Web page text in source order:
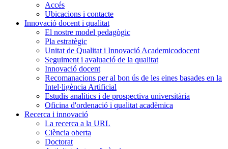
Accés
Ubicacions i contacte
Innovació docent i qualitat
El nostre model pedagògic
Pla estratègic
Unitat de Qualitat i Innovació Academicodocent
Seguiment i avaluació de la qualitat
Innovació docent
Recomanacions per al bon ús de les eines basades en la
Intel·ligència Artificial
Estudis analítics i de prospectiva universitària
Oficina d'ordenació i qualitat acadèmica
Recerca i innovació
La recerca a la URL
Ciència oberta
Doctorat